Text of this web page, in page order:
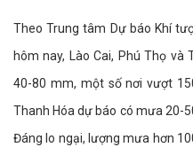
Theo Trung tâm Dự báo Khí
hôm nay, Lào Cai, Phú Thọ
40-80 mm, một số nơi vượt
Thanh Hóa dự báo có mưa 20-
Đáng lo ngại, lượng mưa hơn